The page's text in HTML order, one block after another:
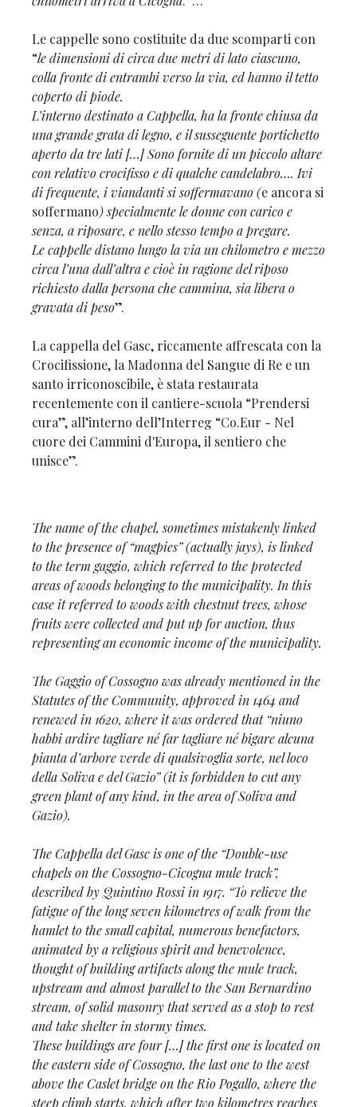
Le cappelle sono costituite da due scomparti con
“le dimensioni di circa due metri di lato ciascuno,
colla fronte di entrambi verso la via, ed hanno il tetto
coperto di piode.
L’interno destinato a Cappella, ha la fronte chiusa da
una grande grata di legno, e il susseguente portichetto
aperto da tre lati […] Sono fornite di un piccolo altare
con relativo crocifisso e di qualche candelabro…. Ivi
di frequente, i viandanti si soffermavano (e ancora si
soffermano) specialmente le donne con carico e
senza, a riposare, e nello stesso tempo a pregare.
Le cappelle distano lungo la via un chilometro e mezzo
circa l’una dall’altra e cioè in ragione del riposo
richiesto dalla persona che cammina, sia libera o
gravata di peso”.
La cappella del Gasc, riccamente affrescata con la
Crocifissione, la Madonna del Sangue di Re e un
santo irriconoscibile, è stata restaurata
recentemente con il cantiere-scuola “Prendersi
cura”, all’interno dell’Interreg “Co.Eur - Nel
cuore dei Cammini d'Europa, il sentiero che
unisce”.
The name of the chapel, sometimes mistakenly linked
to the presence of “magpies” (actually jays), is linked
to the term gaggio, which referred to the protected
areas of woods belonging to the municipality. In this
case it referred to woods with chestnut trees, whose
fruits were collected and put up for auction, thus
representing an economic income of the municipality.
The Gaggio of Cossogno was already mentioned in the
Statutes of the Community, approved in 1464 and
renewed in 1620, where it was ordered that “niuno
habbi ardire tagliare né far tagliare né bigare alcuna
pianta d’arbore verde di qualsivoglia sorte, nel loco
della Soliva e del Gazio” (it is forbidden to cut any
green plant of any kind, in the area of Soliva and
Gazio).
The Cappella del Gasc is one of the “Double-use
chapels on the Cossogno-Cicogna mule track”,
described by Quintino Rossi in 1917. “To relieve the
fatigue of the long seven kilometres of walk from the
hamlet to the small capital, numerous benefactors,
animated by a religious spirit and benevolence,
thought of building artifacts along the mule track,
upstream and almost parallel to the San Bernardino
stream, of solid masonry that served as a stop to rest
and take shelter in stormy times.
These buildings are four […] the first one is located on
the eastern side of Cossogno, the last one to the west
above the Caslet bridge on the Rio Pogallo, where the
steep climb starts, which after two kilometres reaches